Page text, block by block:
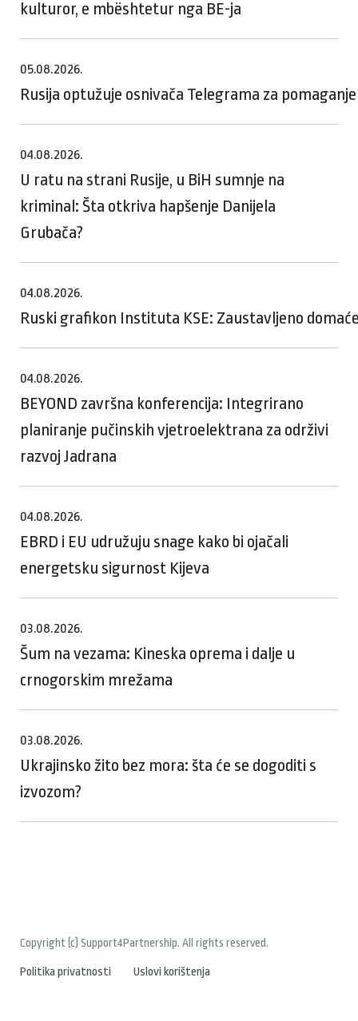
kulturor, e mbështetur nga BE-ja
05.08.2026.
Rusija optužuje osnivača Telegrama za
04.08.2026.
U ratu na strani Rusije, u BiH sumnje na
kriminal: Šta otkriva hapšenje Danijela
Grubača?
04.08.2026.
Ruski grafikon Instituta KSE: Zaustavljeno
04.08.2026.
BEYOND završna konferencija: Integrirano
planiranje pučinskih vjetroelektrana za održivi
razvoj Jadrana
04.08.2026.
EBRD i EU udružuju snage kako bi ojačali
energetsku sigurnost Kijeva
03.08.2026.
Šum na vezama: Kineska oprema i dalje u
crnogorskim mrežama
03.08.2026.
Ukrajinsko žito bez mora: šta će se dogoditi s
izvozom?
Copyright (c) Support4Partnership. All rights reserved.
Politika privatnosti Uslovi korištenja